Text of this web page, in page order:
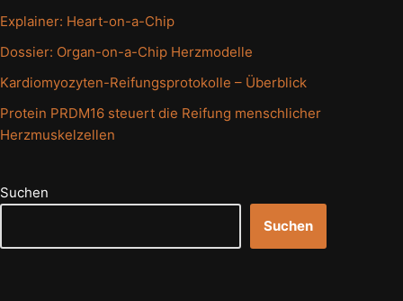
Explainer: Heart-on-a-Chip
Dossier: Organ-on-a-Chip Herzmodelle
Kardiomyozyten-Reifungsprotokolle – Überblick
Protein PRDM16 steuert die Reifung menschlicher
Herzmuskelzellen
Suchen
Suchen